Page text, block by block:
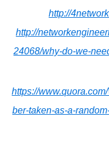
http://
http://
24068/why-do-we-
https://
ber-taken-as-a-